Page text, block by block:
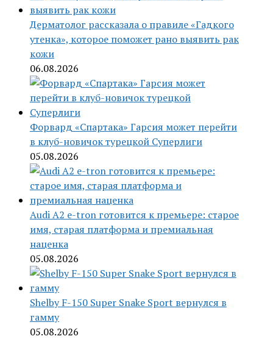
Дерматолог рассказала о правиле «Гадкого
утенка», которое поможет рано выявить рак
кожи
06.08.2026
Форвард «Спартака» Гарсия может перейти
в клуб-новичок турецкой Суперлиги
05.08.2026
Audi A2 e-tron готовится к премьере: старое
имя, старая платформа и премиальная
наценка
05.08.2026
Shelby F-150 Super Snake Sport вернулся в
гамму
05.08.2026